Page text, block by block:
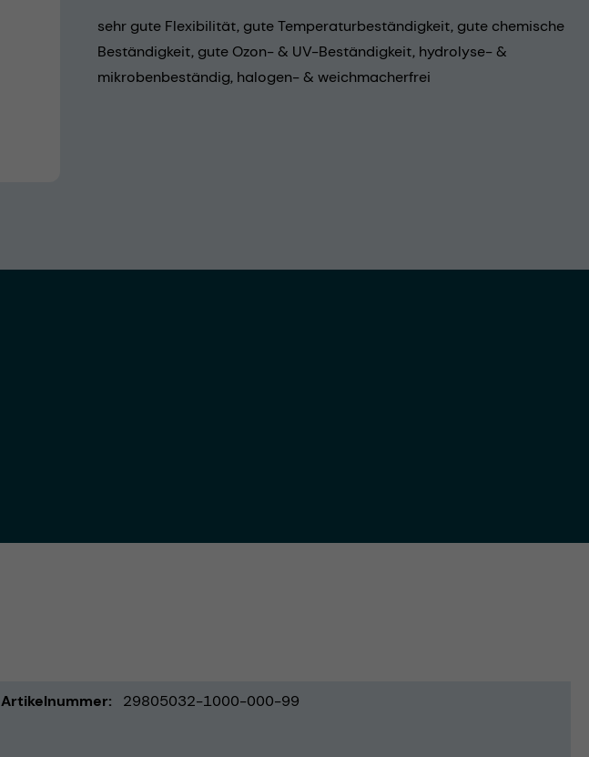
sehr gute Flexibilität, gute Temperaturbeständigkeit, gute chemische
Beständigkeit, gute Ozon- & UV-Beständigkeit, hydrolyse- &
mikrobenbeständig, halogen- & weichmacherfrei
Artikelnummer 29805032-1000-000-99